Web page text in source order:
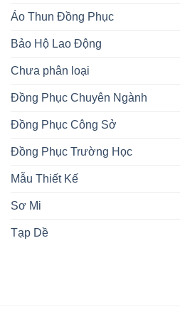
Áo Thun Đồng Phục
Bảo Hộ Lao Động
Chưa phân loại
Đồng Phục Chuyên Ngành
Đồng Phục Công Sở
Đồng Phục Trường Học
Mẫu Thiết Kế
Sơ Mi
Tạp Dề